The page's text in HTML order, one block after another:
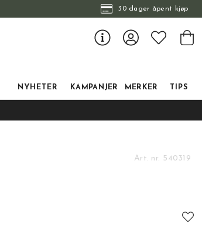
30 dager åpent kjøp
NYHETER KAMPANJER MERKER TIPS
Art. nr. 540319